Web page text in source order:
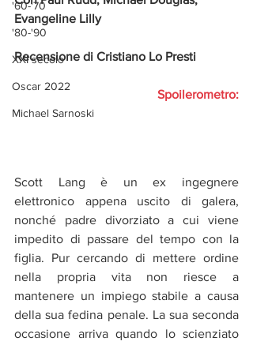
'60-'70
'80-'90
XXI secolo
Oscar 2022
Michael Sarnoski
Evangeline Lilly
Recensione di Cristiano Lo Presti
Spoilerometro:
Scott Lang è un ex ingegnere
elettronico appena uscito di galera,
nonché padre divorziato a cui viene
impedito di passare del tempo con la
figlia. Pur cercando di mettere ordine
nella propria vita non riesce a
mantenere un impiego stabile a causa
della sua fedina penale. La sua seconda
occasione arriva quando lo scienziato